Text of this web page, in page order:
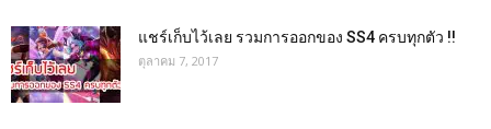
แชร์เก็บไว้เลย รวมการออกของ SS4 ครบทุกตัว !!
ตุลาคม 7, 2017